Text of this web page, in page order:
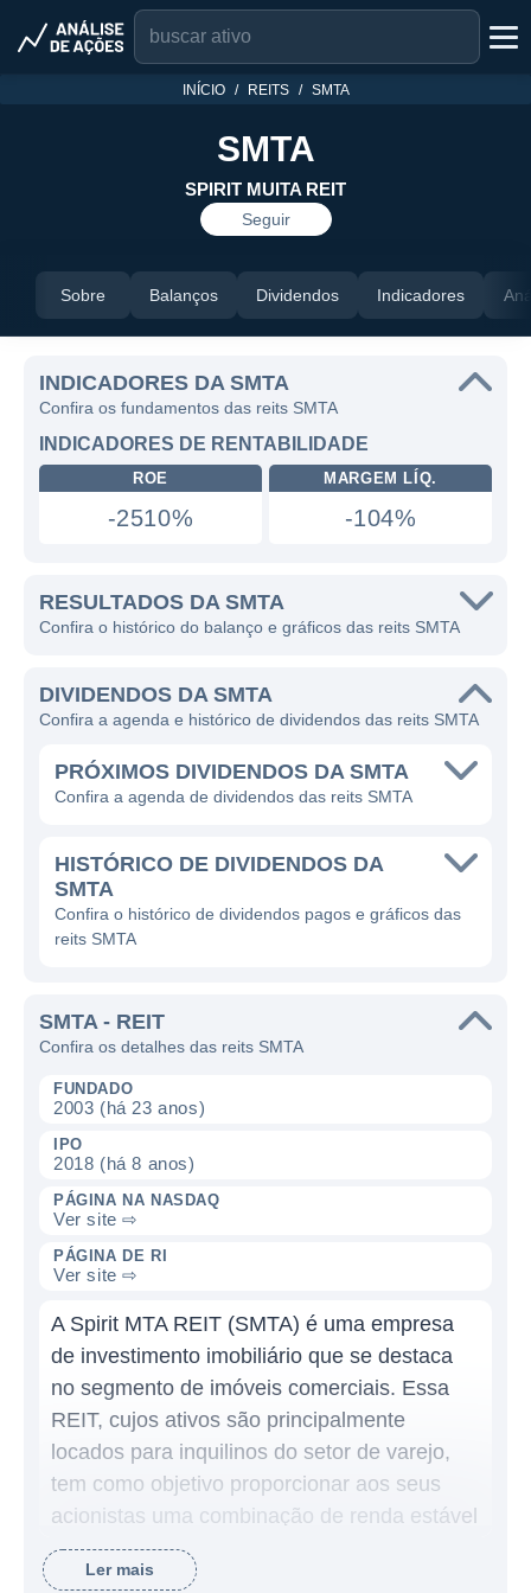
INÍCIO REITS SMTA
SMTA
SPIRIT MUITA REIT
Seguir
Sobre Balanços Dividendos Indicadores
INDICADORES DA SMTA
Confira os fundamentos das reits SMTA
INDICADORES DE RENTABILIDADE
ROE
-2510%
MARGEM LÍQ.
-104%
RESULTADOS DA SMTA
Confira o histórico do balanço e gráficos das reits SMTA
DIVIDENDOS DA SMTA
Confira a agenda e histórico de dividendos das reits SMTA
PRÓXIMOS DIVIDENDOS DA SMTA
Confira a agenda de dividendos das reits SMTA
HISTÓRICO DE DIVIDENDOS DA
SMTA
Confira o histórico de dividendos pagos e gráficos das
reits SMTA
SMTA - REIT
Confira os detalhes das reits SMTA
FUNDADO
2003 (há 23 anos)
IPO
2018 (há 8 anos)
PÁGINA NA NASDAQ
Ver site ⇨
PÁGINA DE RI
Ver site ⇨
A Spirit MTA REIT (SMTA) é uma empresa
de investimento imobiliário que se destaca
no segmento de imóveis comerciais. Essa
REIT, cujos ativos são principalmente
locados para inquilinos do setor de varejo,
tem como objetivo proporcionar aos seus
acionistas uma combinação de renda estável
e crescimento ao longo do tempo através de
seu portfólio diversificado de propriedades.
Ler mais